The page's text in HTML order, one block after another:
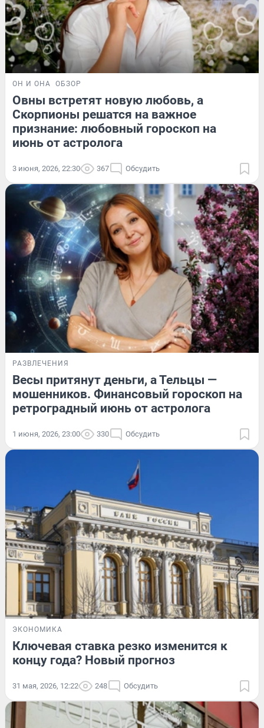
ОН И ОНА ОБЗОР
Овны встретят новую любовь, а
Скорпионы решатся на важное
признание: любовный гороскоп на
июнь от астролога
3 июня, 2026, 22:30 367 Обсудить
РАЗВЛЕЧЕНИЯ
Весы притянут деньги, а Тельцы —
мошенников. Финансовый гороскоп на
ретроградный июнь от астролога
1 июня, 2026, 23:00 330 Обсудить
ЭКОНОМИКА
Ключевая ставка резко изменится к
концу года? Новый прогноз
31 мая, 2026, 12:22 248 Обсудить